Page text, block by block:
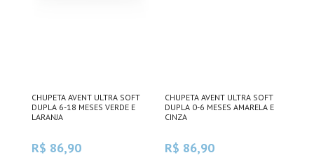
CHUPETA AVENT ULTRA SOFT
DUPLA 6-18 MESES VERDE E
LARANJA
R$ 86,90
CHUPETA AVENT ULTRA SOFT
DUPLA 0-6 MESES AMARELA E
CINZA
R$ 86,90